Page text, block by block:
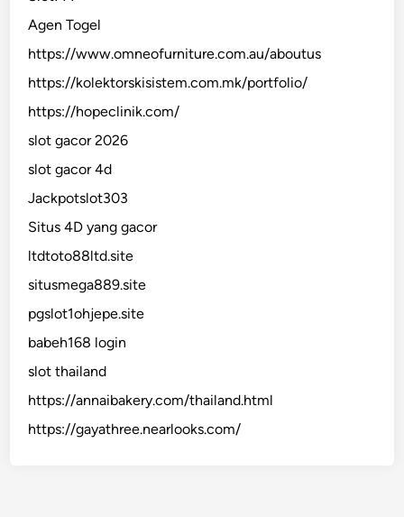
Agen Togel
https://www.omneofurniture.com.au/aboutus
https://kolektorskisistem.com.mk/portfolio/
https://hopeclinik.com/
slot gacor 2026
slot gacor 4d
Jackpotslot303
Situs 4D yang gacor
ltdtoto88ltd.site
situsmega889.site
pgslot1ohjepe.site
babeh168 login
slot thailand
https://annaibakery.com/thailand.html
https://gayathree.nearlooks.com/